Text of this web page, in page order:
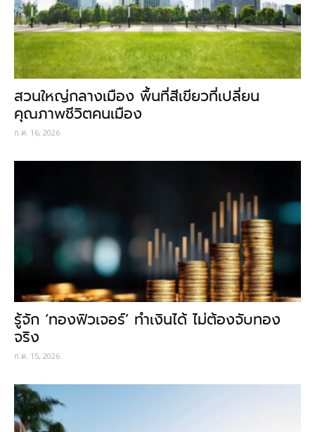
สวนใหญ่กลางเมือง พื้นที่สีเขียวที่เปลี่ยน
คุณภาพชีวิตคนเมือง
ก.ค. 16, 2026
รู้จัก ‘ทองฟิวเจอร์’ ทำเงินได้ ไม่ต้องจับทอง
จริง
ก.ค. 15, 2026